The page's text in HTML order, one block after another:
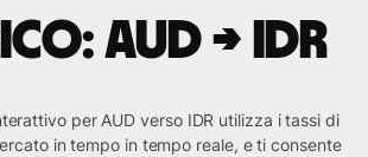
AUD → IDR
per AUD verso IDR utilizza i tassi di
in tempo in tempo reale, e ti consente